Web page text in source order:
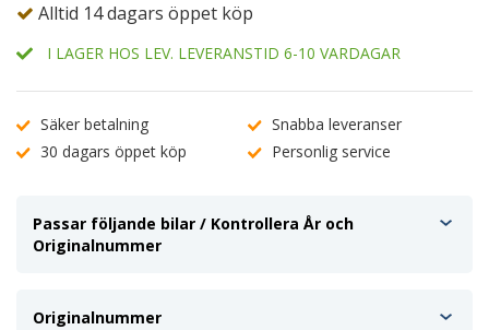
Alltid 14 dagars öppet köp
I LAGER HOS LEV. LEVERANSTID 6-10 VARDAGAR
Säker betalning
Snabba leveranser
30 dagars öppet köp
Personlig service
Passar följande bilar / Kontrollera År och
Originalnummer
Originalnummer